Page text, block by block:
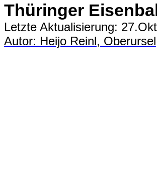
Thüringer
Letzte Aktualisierung:
Autor: Heijo Reinl, Oberursel